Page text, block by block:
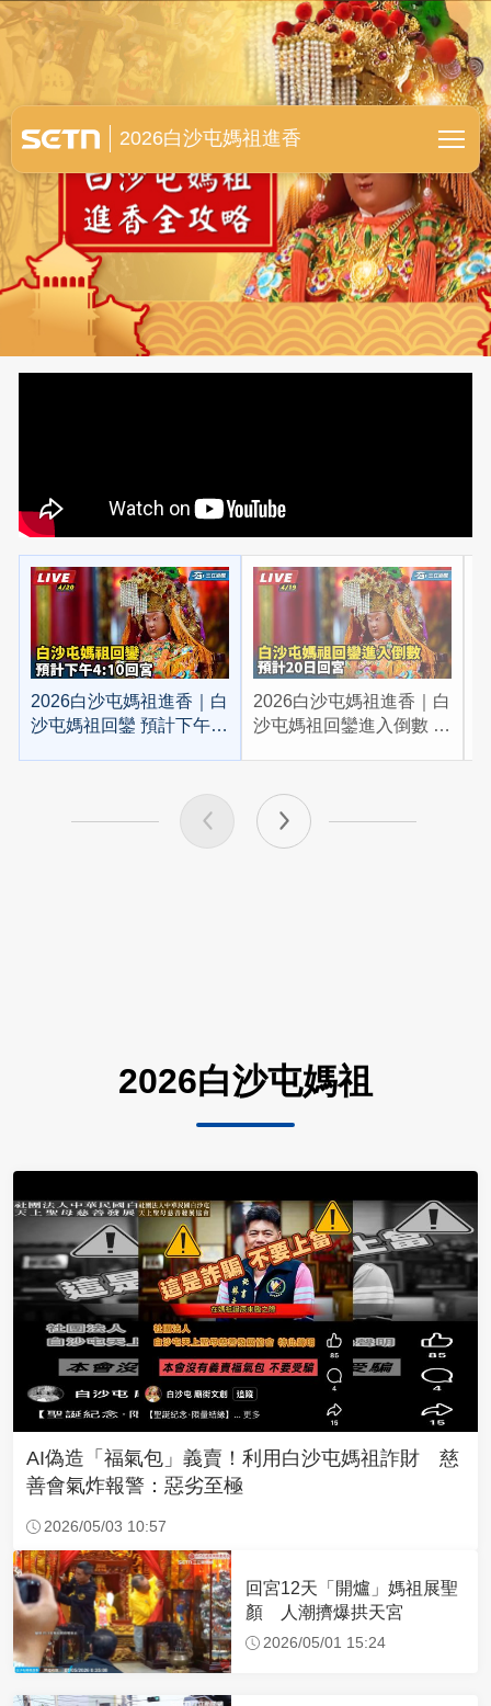
白沙屯媽祖進香全紀錄
2026白沙屯媽祖進香
2026白沙屯媽祖進香｜白
沙屯媽祖回鑾 預計下午
2026白沙屯媽祖進香｜白
沙屯媽祖回鑾進入倒數 預
2026白沙屯媽祖
AI偽造「福氣包」義賣！利用白沙屯媽祖詐財 慈
善會氣炸報警：惡劣至極
2026/05/03 10:57
回宮12天「開爐」媽祖展聖
顏 人潮擠爆拱天宮
2026/05/01 15:24